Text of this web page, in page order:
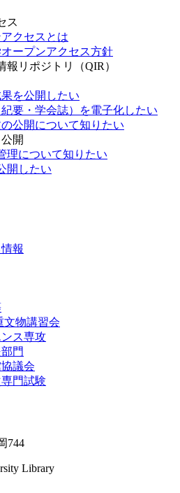
ス
クセスとは
ープンアクセス方針
報リポジトリ（QIR）
を公開したい
要・学会誌）を電子化したい
公開について知りたい
開
理について知りたい
開したい
報
文物講習会
ス専攻
門
議会
門試験
744
Library